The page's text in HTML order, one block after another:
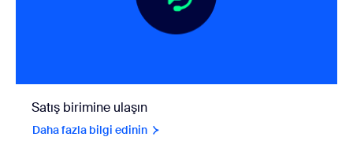
Satış birimine ulaşın
Daha fazla bilgi edinin